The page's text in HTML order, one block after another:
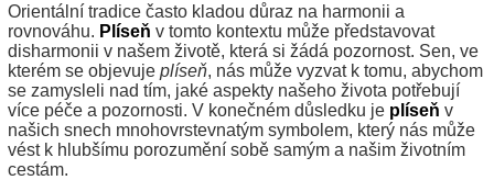
Orientální tradice často kladou důraz na harmonii a
rovnováhu. Plíseň v tomto kontextu může představovat
disharmonii v našem životě, která si žádá pozornost. Sen, ve
kterém se objevuje plíseň, nás může vyzvat k tomu, abychom
se zamysleli nad tím, jaké aspekty našeho života potřebují
více péče a pozornosti. V konečném důsledku je plíseň v
našich snech mnohovrstevnatým symbolem, který nás může
vést k hlubšímu porozumění sobě samým a našim životním
cestám.